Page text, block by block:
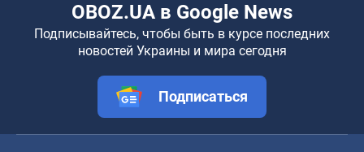
OBOZ.UA в Google News
Подписывайтесь, чтобы быть в курсе последних
новостей Украины и мира сегодня
Подписаться